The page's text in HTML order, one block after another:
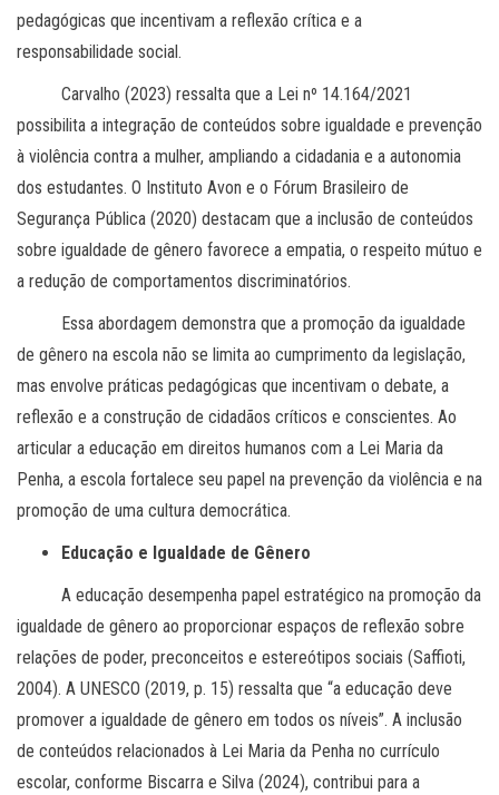
pedagógicas que incentivam a reflexão crítica e a
responsabilidade social.
Carvalho (2023) ressalta que a Lei nº 14.164/2021
possibilita a integração de conteúdos sobre igualdade e prevenção
à violência contra a mulher, ampliando a cidadania e a autonomia
dos estudantes. O Instituto Avon e o Fórum Brasileiro de
Segurança Pública (2020) destacam que a inclusão de conteúdos
sobre igualdade de gênero favorece a empatia, o respeito mútuo e
a redução de comportamentos discriminatórios.
Essa abordagem demonstra que a promoção da igualdade
de gênero na escola não se limita ao cumprimento da legislação,
mas envolve práticas pedagógicas que incentivam o debate, a
reflexão e a construção de cidadãos críticos e conscientes. Ao
articular a educação em direitos humanos com a Lei Maria da
Penha, a escola fortalece seu papel na prevenção da violência e na
promoção de uma cultura democrática.
Educação e Igualdade de Gênero
A educação desempenha papel estratégico na promoção da
igualdade de gênero ao proporcionar espaços de reflexão sobre
relações de poder, preconceitos e estereótipos sociais (Saffioti,
2004). A UNESCO (2019, p. 15) ressalta que “a educação deve
promover a igualdade de gênero em todos os níveis”. A inclusão
de conteúdos relacionados à Lei Maria da Penha no currículo
escolar, conforme Biscarra e Silva (2024), contribui para a